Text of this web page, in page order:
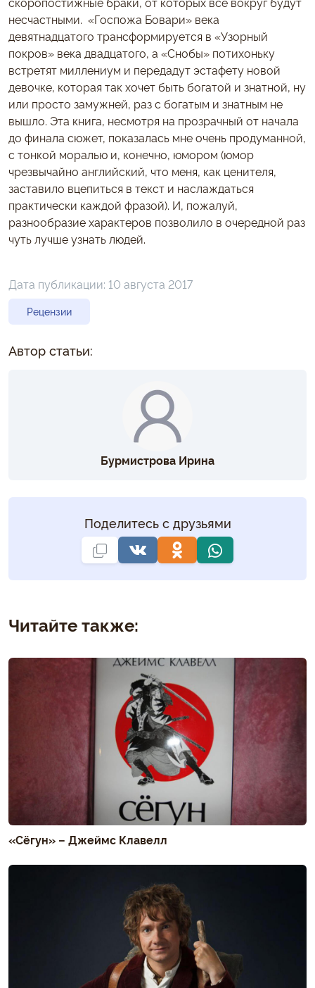
несчастными. «Госпожа Бовари» века
девятнадцатого трансформируется в «Узорный
покров» века двадцатого, а «Снобы» потихоньку
встретят миллениум и передадут эстафету новой
девочке, которая так хочет быть богатой и знатной, ну
или просто замужней, раз с богатым и знатным не
вышло. Эта книга, несмотря на прозрачный от начала
до финала сюжет, показалась мне очень продуманной,
с тонкой моралью и, конечно, юмором (юмор
чрезвычайно английский, что меня, как ценителя,
заставило вцепиться в текст и наслаждаться
практически каждой фразой). И, пожалуй,
разнообразие характеров позволило в очередной раз
чуть лучше узнать людей.
Дата публикации: 10 августа 2017
Рецензии
Автор статьи:
Бурмистрова Ирина
Поделитесь с друзьями
Читайте также:
«Сёгун» – Джеймс Клавелл